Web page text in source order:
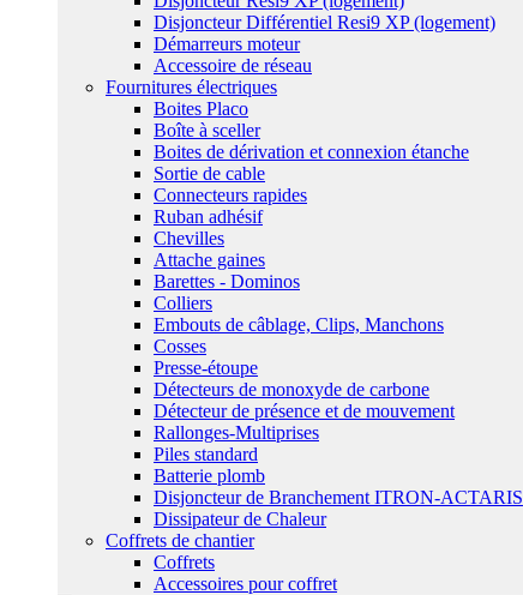
Disjoncteur Différentiel Resi9 XP (logement)
Démarreurs moteur
Accessoire de réseau
Fournitures électriques
Boites Placo
Boîte à sceller
Boites de dérivation et connexion étanche
Sortie de cable
Connecteurs rapides
Ruban adhésif
Chevilles
Attache gaines
Barettes - Dominos
Colliers
Embouts de câblage, Clips, Manchons
Cosses
Presse-étoupe
Détecteurs de monoxyde de carbone
Détecteur de présence et de mouvement
Rallonges-Multiprises
Piles standard
Batterie plomb
Disjoncteur de Branchement ITRON-ACTARIS
Dissipateur de Chaleur
Coffrets de chantier
Coffrets
Accessoires pour coffret